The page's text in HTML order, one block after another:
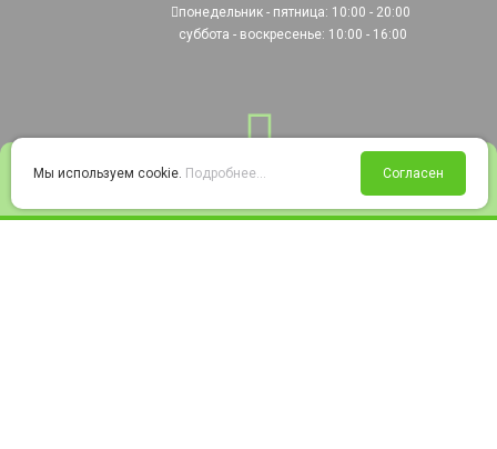
Войти Избранное Корзина
понедельник - пятница: 10:00 - 20:00
суббота - воскресенье: 10:00 - 16:00
Мы используем cookie. Подробнее... Согласен